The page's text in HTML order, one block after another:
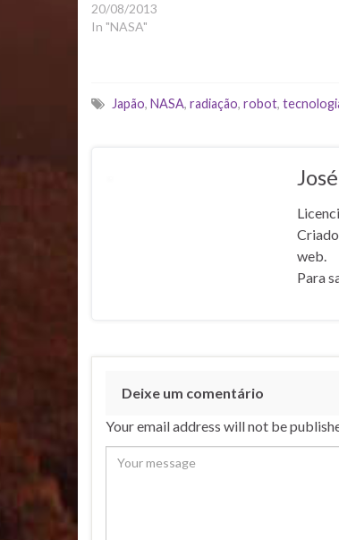
20/08/2013
In "NASA"
Japão, NASA, radiação, robot,
web.
Para
Deixe um comentário
Your email address will not be